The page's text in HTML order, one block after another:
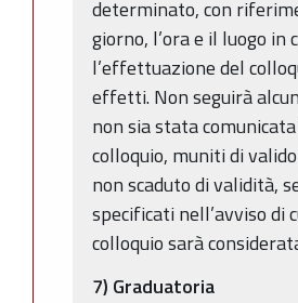
determinato, con
giorno, l’ora e il luogo in
l’effettuazione del
effetti. Non seguirà
non sia stata
colloquio, muniti di
non scaduto di validità,
specificati nell’avviso di
colloquio sarà
7) Graduatoria